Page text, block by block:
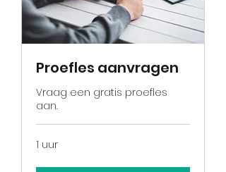
Proefles aanvragen
Vraag een gratis proefles
aan.
1 uur